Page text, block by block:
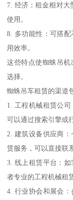
7. 经济：租金相对大
使用。
8. 多功能性：可搭
用效率。
这些特点使蜘蛛吊
选择。
蜘蛛吊车租赁的渠道
1. 工程机械租赁公
可以通过搜索引擎或
2. 建筑设备供应商
赁服务，可以直接联
3. 线上租赁平台：
者专业的工程机械租
4. 行业协会和展会